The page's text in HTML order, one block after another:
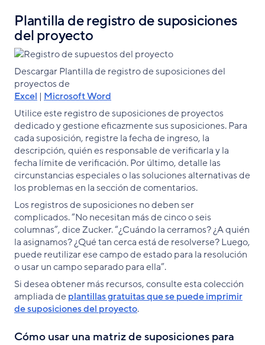
Plantilla de registro de suposiciones
del proyecto
Descargar Plantilla de registro de suposiciones del
proyectos de
Excel | Microsoft Word
Utilice este registro de suposiciones de proyectos
dedicado y gestione eficazmente sus suposiciones. Para
cada suposición, registre la fecha de ingreso, la
descripción, quién es responsable de verificarla y la
fecha límite de verificación. Por último, detalle las
circunstancias especiales o las soluciones alternativas de
los problemas en la sección de comentarios.
Los registros de suposiciones no deben ser
complicados. “No necesitan más de cinco o seis
columnas”, dice Zucker. “¿Cuándo la cerramos? ¿A quién
la asignamos? ¿Qué tan cerca está de resolverse? Luego,
puede reutilizar ese campo de estado para la resolución
o usar un campo separado para ella”.
Si desea obtener más recursos, consulte esta colección
ampliada deplantillas gratuitas que se puede imprimir
de suposiciones del proyecto.
Cómo usar una matriz de suposiciones para